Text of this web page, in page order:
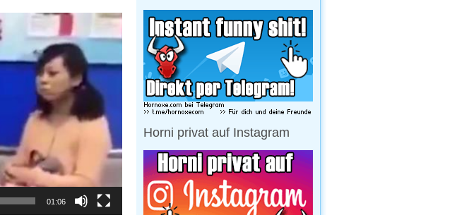
01:06
Horni privat auf Instagram